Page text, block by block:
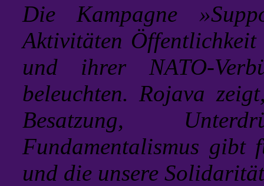
Die Kampagne
Aktivitäten
und ihrer NATO-
beleuchten. Rojava
Besatzung,
Fundamentalismus gibt
und die unsere